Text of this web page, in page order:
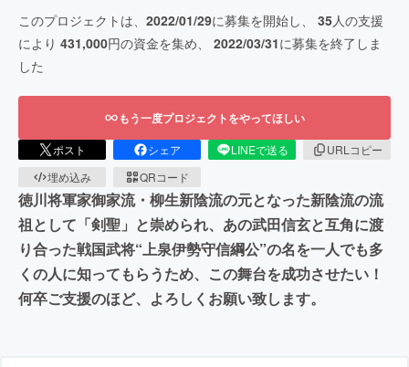
このプロジェクトは、 2022/01/29に募集を開始し、 35人の支援
により 431,000円の資金を集め、 2022/03/31に募集を終了しま
した
もう一度プロジェクトをやってほしい
ポスト シェア LINEで送る
URLコピー
埋め込み
QRコード
徳川将軍家御家流・柳生新陰流の元となった新陰流の流
祖として「剣聖」と崇められ、あの武田信玄と互角に渡
り合った戦国武将“上泉伊勢守信綱公”の名を一人でも多
くの人に知ってもらうため、この舞台を成功させたい！
何卒ご支援のほど、よろしくお願い致します。